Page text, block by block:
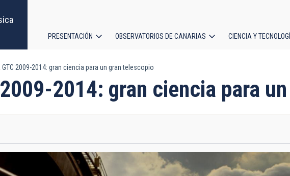
principal
PRESENTACIÓN OBSERVATORIOS DE CANARIAS CIENCIA Y
GTC 2009-2014: gran ciencia para un gran telescopio
2014: gran ciencia para